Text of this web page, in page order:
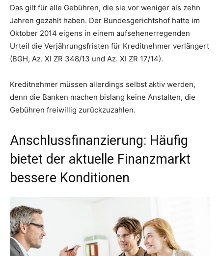
Das gilt für alle Gebühren, die sie vor weniger als zehn
Jahren gezahlt haben. Der Bundesgerichtshof hatte im
Oktober 2014 eigens in einem aufsehenerregenden
Urteil die Verjährungsfristen für Kreditnehmer verlängert
(BGH, Az. XI ZR 348/13 und Az. XI ZR 17/14).
Kreditnehmer müssen allerdings selbst aktiv werden,
denn die Banken machen bislang keine Anstalten, die
Gebühren freiwillig zurückzuzahlen.
Anschlussfinanzierung: Häufig
bietet der aktuelle Finanzmarkt
bessere Konditionen